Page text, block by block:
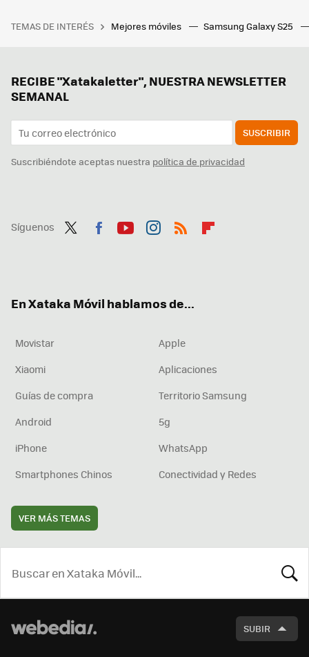
TEMAS DE INTERÉS Mejores móviles Samsung Galaxy S25
RECIBE "Xatakaletter", NUESTRA NEWSLETTER
SEMANAL
SUSCRIBIR
Suscribiéndote aceptas nuestra política de privacidad
Síguenos
En Xataka Móvil hablamos de...
Movistar
Apple
Xiaomi
Aplicaciones
Guías de compra
Territorio Samsung
Android
5g
iPhone
WhatsApp
Smartphones Chinos
Conectividad y Redes
VER MÁS TEMAS
SUBIR